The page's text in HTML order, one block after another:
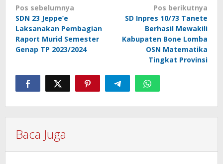
Navigasi
pos
Pos sebelumnya
SDN 23 Jeppe’e
Laksanakan Pembagian
Raport Murid Semester
Genap TP 2023/2024
Pos berikutnya
SD Inpres 10/73 Tanete
Berhasil Mewakili
Kabupaten Bone Lomba
OSN Matematika
Tingkat Provinsi
Baca Juga